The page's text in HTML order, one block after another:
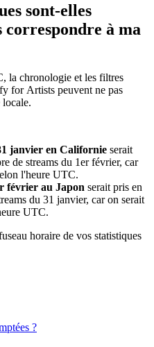
sont-elles
correspondre à ma
la chronologie et les filtres
for Artists peuvent ne pas
locale.
janvier en Californie serait
de streams du 1er février, car
l'heure UTC.
février au Japon serait pris en
du 31 janvier, car on serait
UTC.
horaire de vos statistiques
?